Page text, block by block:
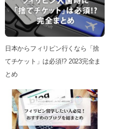
日本からフィリピン行くなら「捨
てチケット」は必須!? 2023完全ま
とめ